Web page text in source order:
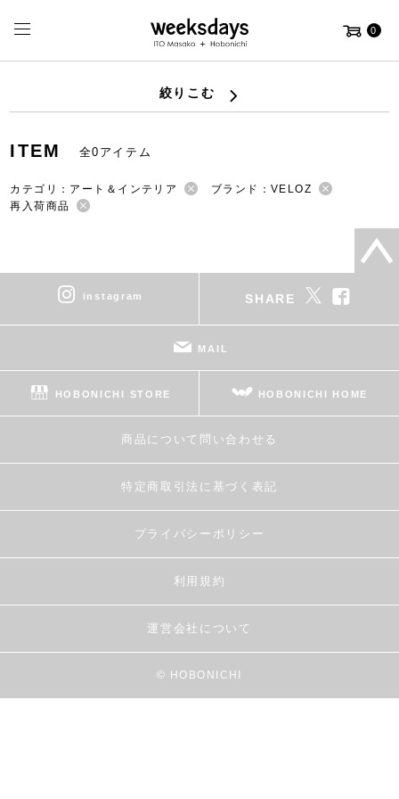
0
絞りこむ
ITEM 全0アイテム
カテゴリ：アート＆インテリア
ブランド：VELOZ
再入荷商品
instagram SHARE
MAIL
HOBONICHI STORE HOBONICHI HOME
商品について問い合わせる
特定商取引法に基づく表記
プライバシーポリシー
利用規約
運営会社について
© HOBONICHI